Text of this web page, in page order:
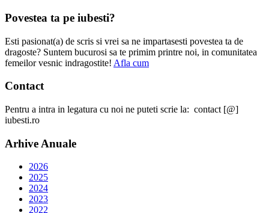
Povestea ta pe iubesti?
Esti pasionat(a) de scris si vrei sa ne impartasesti povestea ta de
dragoste? Suntem bucurosi sa te primim printre noi, in comunitatea
femeilor vesnic indragostite! Afla cum
Contact
Pentru a intra in legatura cu noi ne puteti scrie la: contact [@]
iubesti.ro
Arhive Anuale
2026
2025
2024
2023
2022